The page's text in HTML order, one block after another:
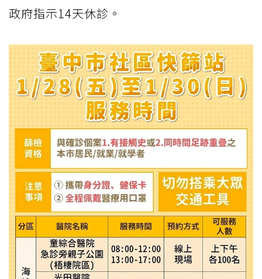
政府指示14天休診。